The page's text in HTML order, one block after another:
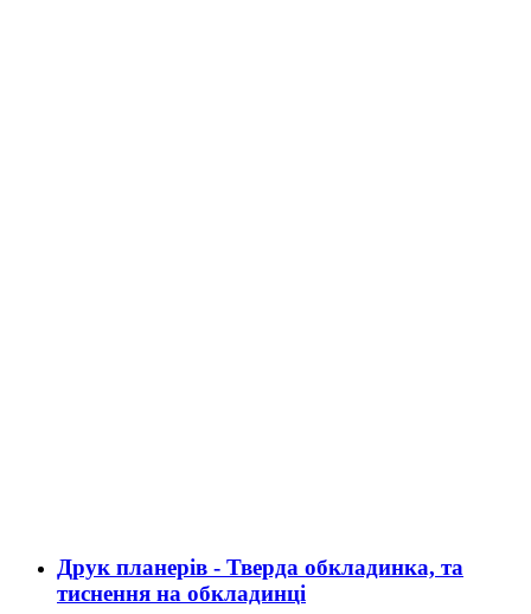
Друк планерів - Тверда обкладинка, та
тиснення на обкладинці